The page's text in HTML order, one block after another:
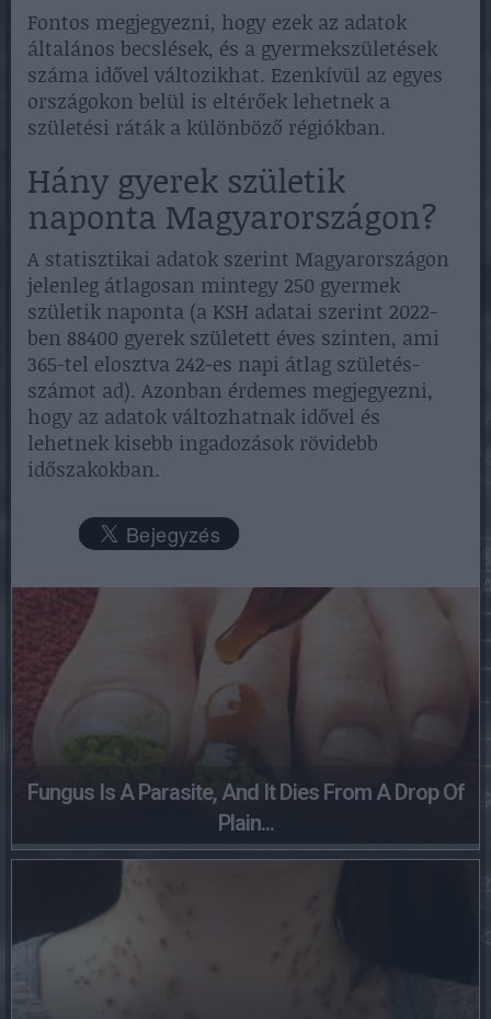
Fontos megjegyezni, hogy ezek az adatok
általános becslések, és a gyermekszületések
száma idővel változikhat. Ezenkívül az egyes
országokon belül is eltérőek lehetnek a
születési ráták a különböző régiókban.
Hány gyerek születik
naponta Magyarországon?
A statisztikai adatok szerint Magyarországon
jelenleg átlagosan mintegy 250 gyermek
születik naponta (a KSH adatai szerint 2022-
ben 88400 gyerek született éves szinten, ami
365-tel elosztva 242-es napi átlag születés-
számot ad). Azonban érdemes megjegyezni,
hogy az adatok változhatnak idővel és
lehetnek kisebb ingadozások rövidebb
időszakokban.
Fungus Is A Parasite, And It Dies From A Drop Of
Plain...